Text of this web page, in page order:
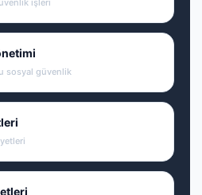
işleri
sosyal güvenlik